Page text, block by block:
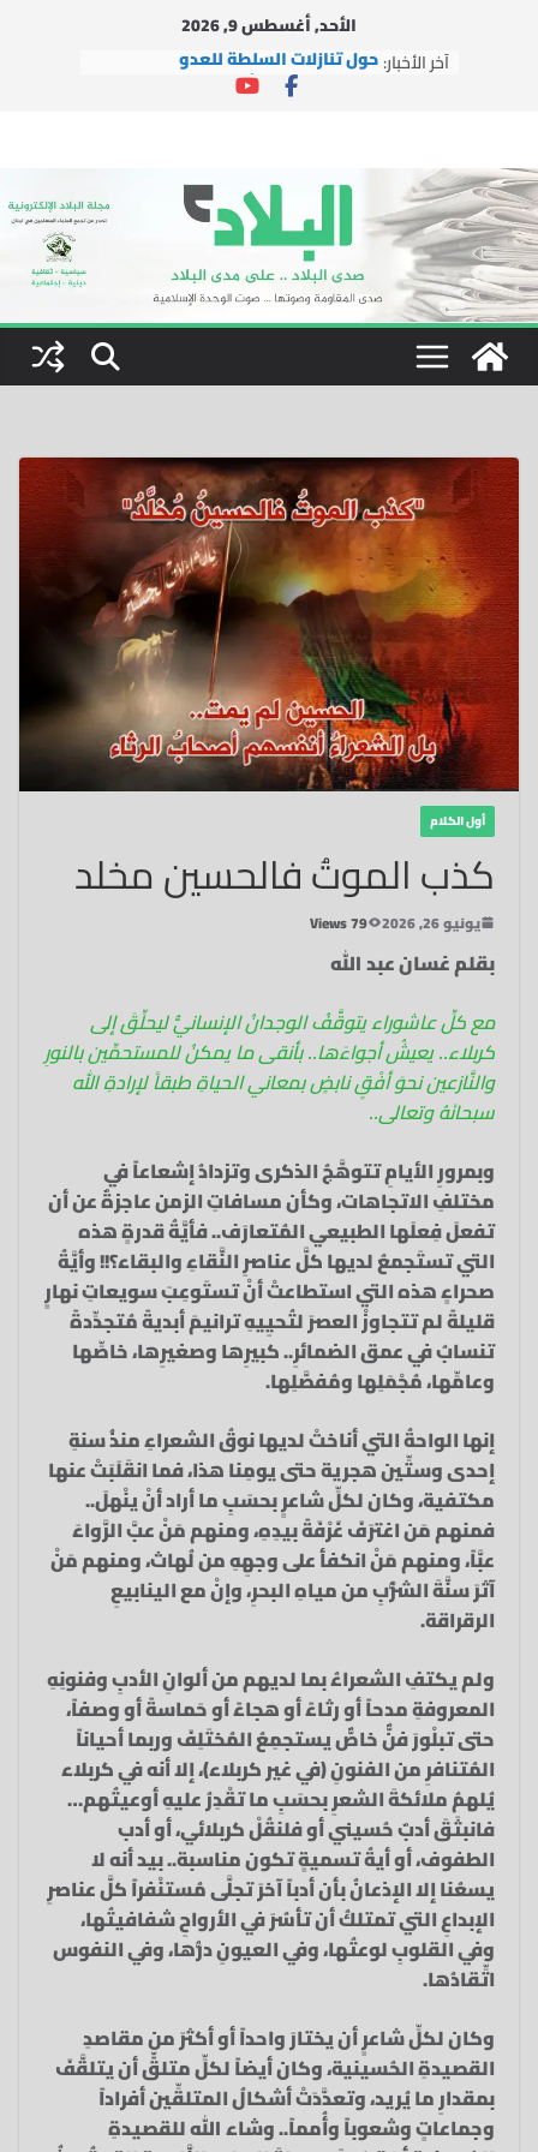
الأحد, أغسطس 9, 2026
آخر الأخبار: حول تنازلات السلطة للعدو
التجمع وحركة الأمة مستمران بالعمل
دار الشيخ جبري القرآنية تطلق شعار
دورتها الصيفية العاشرة: “بالقرآن
نبني جيل النصر والتمكين”
التجمع يستقبل وفداً من العتبة
الرضوية المقدسة
أول الكلام
كذب الموتُ فالحسين مخلد
يونيو 26, 2026 79 Views
بقلم غسان عبد الله
مع كلِّ عاشوراء يتوقَّفُ الوجدانُ الإنسانيُّ ليحلِّقَ إلى
كربلاء.. يعيشُ أجواءَها.. بأنقى ما يمكنُ للمستحمِّين بالنورِ
والنَّازعين نحوَ أفْقٍ نابضٍ بمعاني الحياةِ طبقاً لإرادةِ الله
سبحانَهُ وتعالى..
وبمرورِ الأيامِ تتوهَّجُ الذكرى وتزدادُ إشعاعاً في
مختلفِ الاتجاهات، وكأن مسافاتِ الزمن عاجزةٌ عن أن
تفعلَ فِعلَها الطبيعي المُتعارَف.. فأيَّةُ قدرةٍ هذه
التي تستَجمعُ لديها كلَّ عناصرِ النَّقاءِ والبقاء؟!! وأيَّةُ
صحراءٍ هذه التي استطاعتْ أنْ تستَوعِبَ سويعاتِ نهارٍ
قليلةً لم تتجاوزْ العصرَ لتُحيِيهِ ترانيمَ أبديةً مُتجدِّدةً
تنسابُ في عمق الضمائرِ.. كبيرِها وصغيرِها، خاصِّها
وعامِّها، مُجْمَلِها ومُفصَّلِها.
إنها الواحةُ التي أناختْ لديها نوقُ الشعراءِ منذُ سنةِ
إحدى وستِّين هجرية حتى يومِنا هذا، فما انقَلَبَتْ عنها
مكتفية، وكان لكلِّ شاعرٍ بحسَبِ ما أراد أنْ ينْهلَ..
فمنهم مَن اغترَفَ غَرْفَةً بيدِهِ، ومنهم مَنْ عبَّ الرَّواءَ
عبَّاً، ومنهم مَنْ انكفأ على وجهِهِ من لُهاث، ومنهم مَنْ
آثرَ سنَّةَ الشُّرْبِ من مياهِ البحرِ، وإنْ مع الينابيعِ
الرقراقة.
ولم يكتفِ الشعراءُ بما لديهم من ألوانِ الأدبِ وفنونِهِ
المعروفةِ مدحاً أو رثاءً أو هجاءً أو حَماسةً أو وصفاً،
حتى تبلْورَ فنٌّ خاصٌّ يستجمِعُ المُختَلِفَ وربما أحياناً
المُتنافرِ من الفنونِ (في غير كربلاء)، إلا أنه في كربلاء
يُلهمُ ملائكةَ الشعرِ بحسَبِ ما تقْدِرُ عليهِ أوعيتُهم…
فانبثَقَ أدبٌ حُسيني أو فلنقُلْ كربلائي، أو أدب
الطفوف، أو أيةُ تسميةٍ تكون مناسبة.. بيد أنه لا
يسعُنا إلا الإذعانُ بأن أدباً آخرَ تجلَّى مُستنْفراً كلَّ عناصرِ
الإبداعِ التي تمتلكُ أن تأسُرَ في الأرواحِ شفافيتُها،
وفي القلوبِ لوعتُها، وفي العيونِ درُّها، وفي النفوس
اتِّقادُها.
وكان لكلِّ شاعرٍ أن يختارَ واحداً أو أكثرَ من مقاصدِ
القصيدةِ الحُسينية، وكان أيضاً لكلِّ متلقٍّ أن يتلقَّفَ
بمقدارِ ما يُريد، وتعدَّدَتْ أشكالُ المتلقِّين أفراداً
وجماعاتٍ وشعوباً وأُمماً.. وشاء الله للقصيدةِ